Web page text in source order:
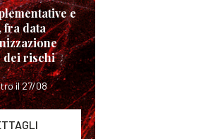
e
fra data
dei rischi
il 27/08